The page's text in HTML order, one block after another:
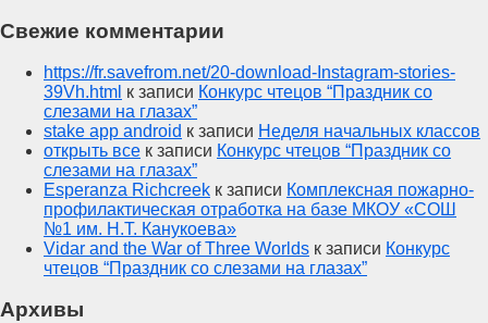
Свежие комментарии
https://fr.savefrom.net/20-download-Instagram-stories-
39Vh.html к записи Конкурс чтецов “Праздник со
слезами на глазах”
stake app android к записи Неделя начальных классов
открыть все к записи Конкурс чтецов “Праздник со
слезами на глазах”
Esperanza Richcreek к записи Комплексная пожарно-
профилактическая отработка на базе МКОУ «СОШ
№1 им. Н.Т. Канукоева»
Vidar and the War of Three Worlds к записи Конкурс
чтецов “Праздник со слезами на глазах”
Архивы